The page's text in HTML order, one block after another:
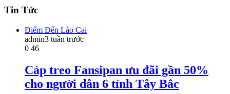
Tin Tức
Điểm Đến Lào Cai
admin3 tuần trước
0 46
Cáp treo Fansipan ưu đãi gần 50%
cho người dân 6 tỉnh Tây Bắc